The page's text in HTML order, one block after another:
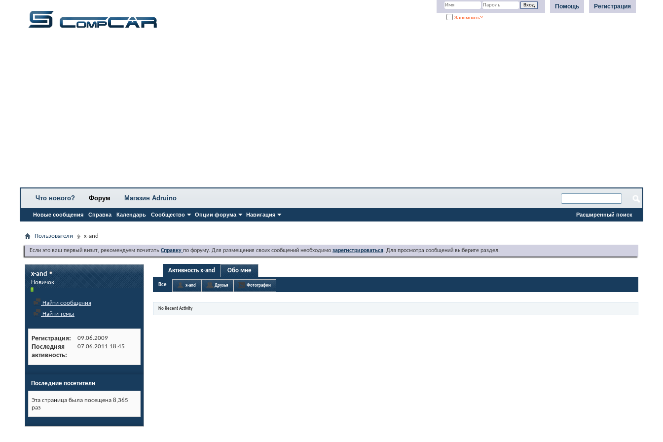
Регистрация
Помощь
Запомнить?
Что нового? Форум
Новые сообщения Справка Календарь Сообщество Опции форума Навигация
Магазин Adruino
Расширенный поиск
Пользователи x-and
Если это ваш первый визит, рекомендуем почитать Справку по форуму. Для размещения своих сообщений необходимо зарегистрироваться. Для просмотра сообщений выберите раздел.
x-and
Новичок
Найти сообщения
Найти темы
Регистрация 09.06.2009
Последняя
активность
07.06.2011 18:45
Последние посетители
Эта страница была посещена 8,365
раз
Активность x-and Обо мне
Все x-and Друзья Фотографии
No Recent Activity